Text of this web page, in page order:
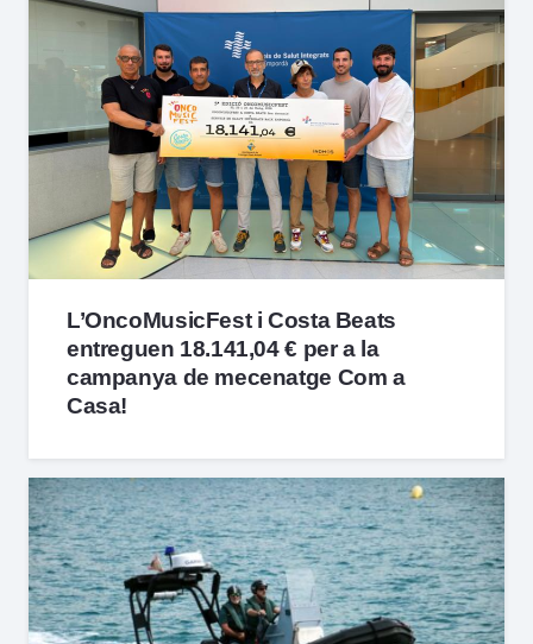
L’OncoMusicFest i Costa Beats
entreguen 18.141,04 € per a la
campanya de mecenatge Com a
Casa!